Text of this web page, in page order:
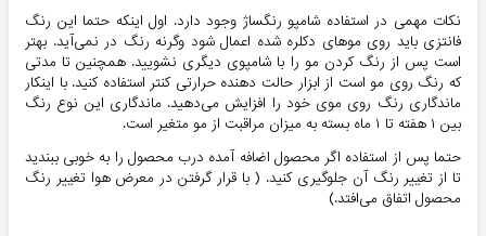
نکات مهمی در استفاده شامپو رنگساژ وجود دارد. اول اینکه حتما این رنگ‌
فانتزی باید روی موهای دکلره شده اعمال شود وگرنه رنگ در نمی‌آید. بهتر
است پس از رنگ کردن مو را با شامپوی دیگری نشویید. همچنین تا مدتی
که رنگ روی مو است از ابزار حالت دهنده حرارتی کنتر استفاده کنید. با اینکار
ماندگاری رنگ روی موی خود را افزایش می‌دهید. ماندگاری این نوع رنگ
بین ۱ هفته تا ۱ ماه بسته به میزان مراقبت از مو متغیر است.
حتما پس از استفاده اگر محصول اضافه آمده درب محصول را به خوبی ببندید
تا از تغییر رنگ آن جلوگیری کنید. ( با قرار گرفتن در معرض هوا تغییر رنگ
محصول اتفاق می‌افتد.)